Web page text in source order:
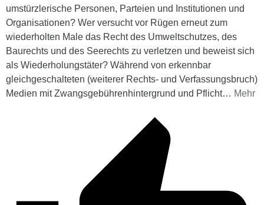
umstürzlerische Personen, Parteien und Institutionen und
Organisationen? Wer versucht vor Rügen erneut zum
wiederholten Male das Recht des Umweltschutzes, des
Baurechts und des Seerechts zu verletzen und beweist sich
als Wiederholungstäter? Während von erkennbar
gleichgeschalteten (weiterer Rechts- und Verfassungsbruch)
Medien mit Zwangsgebührenhintergrund und Pflicht… Mehr